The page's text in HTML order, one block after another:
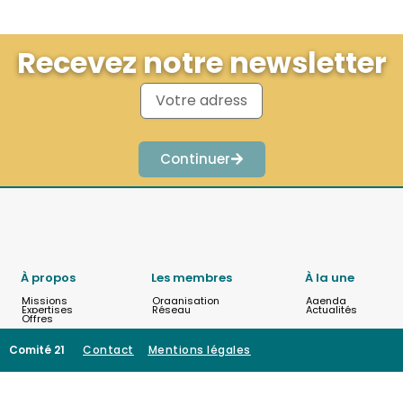
Recevez notre newsletter
Continuer
À propos
Missions
Expertises
Offres
Les membres
Organisation
Réseau
À la une
Agenda
Actualités
Comité 21 Contact Mentions légales